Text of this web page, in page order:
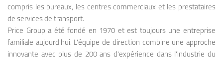
compris les bureaux, les centres commerciaux et les prestataires
de services de transport.
Price Group a été fondé en 1970 et est toujours une entreprise
familiale aujourd'hui. L'équipe de direction combine une approche
innovante avec plus de 200 ans d'expérience dans l'industrie du